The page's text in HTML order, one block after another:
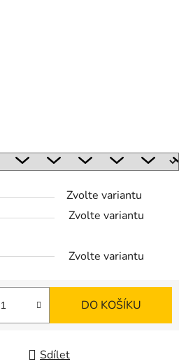
Zvolte variantu
Zvolte variantu
Zvolte variantu
DO KOŠÍKU
Sdílet